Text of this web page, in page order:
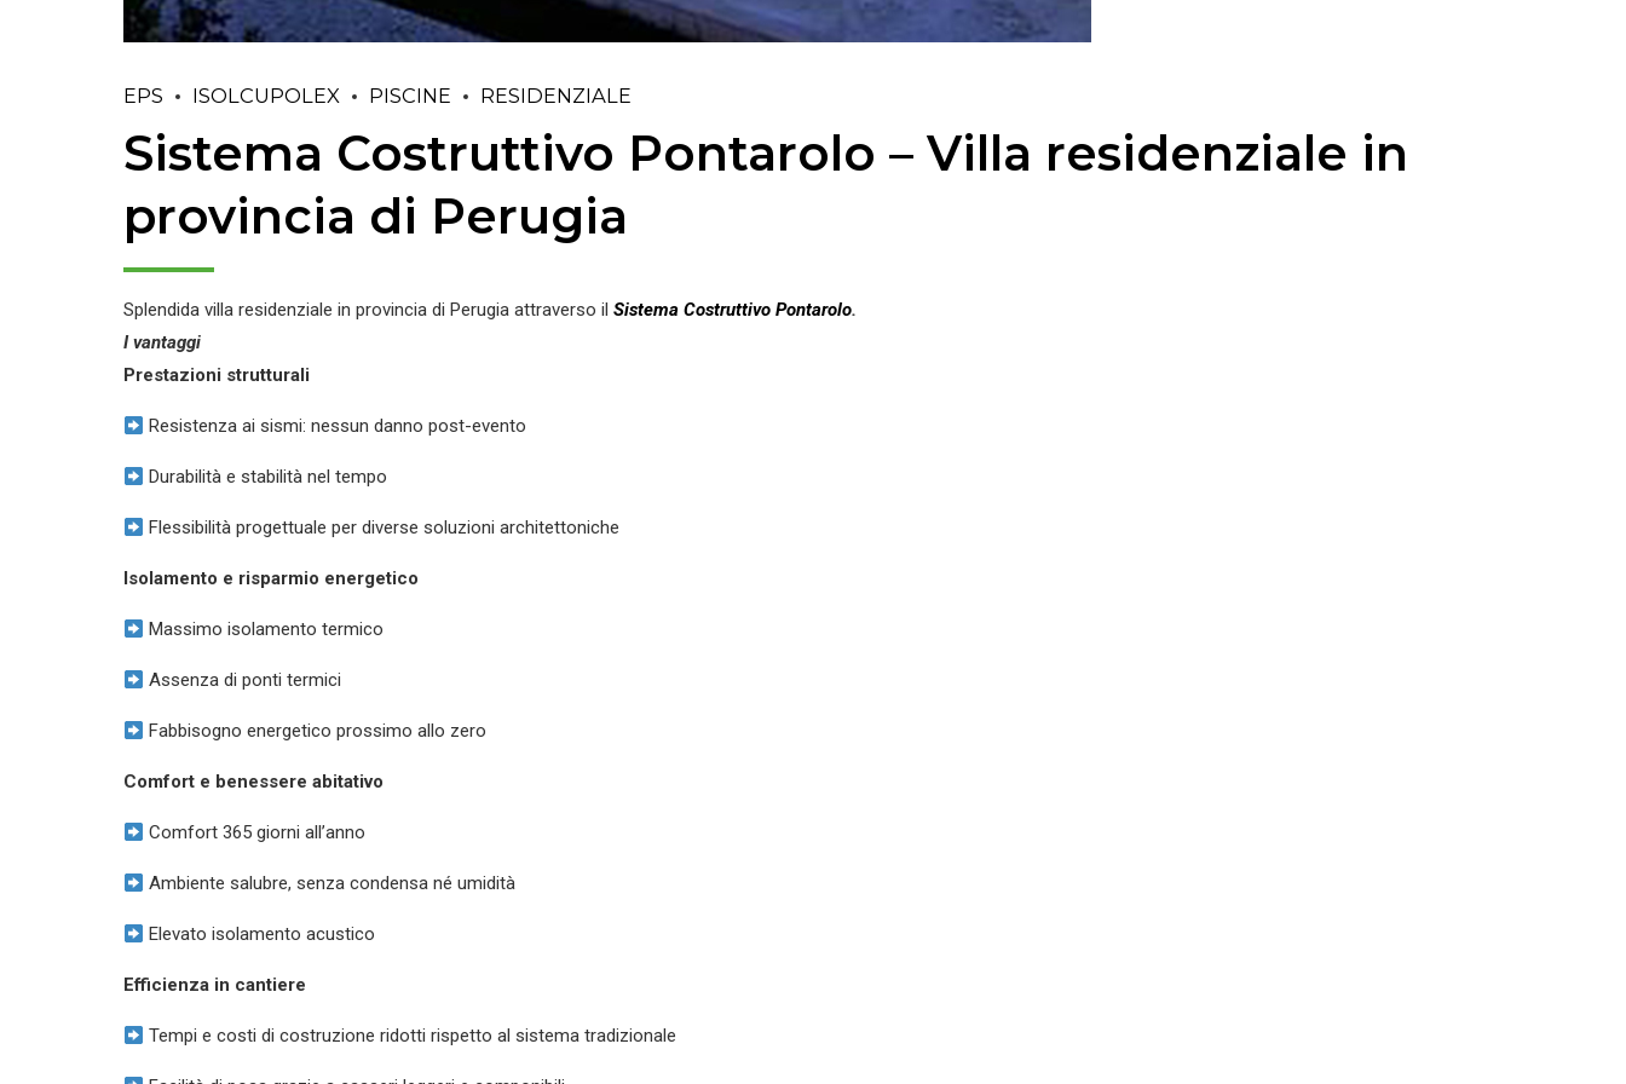
EPS ISOLCUPOLEX PISCINE RESIDENZIALE
Sistema Costruttivo Pontarolo – Villa residenziale in
provincia di Perugia
Splendida villa residenziale in provincia di Perugia attraverso il Sistema Costruttivo Pontarolo.
I vantaggi
Prestazioni strutturali
Resistenza ai sismi: nessun danno post-evento
Durabilità e stabilità nel tempo
Flessibilità progettuale per diverse soluzioni architettoniche
Isolamento e risparmio energetico
Massimo isolamento termico
Assenza di ponti termici
Fabbisogno energetico prossimo allo zero
Comfort e benessere abitativo
Comfort 365 giorni all’anno
Ambiente salubre, senza condensa né umidità
Elevato isolamento acustico
Efficienza in cantiere
Tempi e costi di costruzione ridotti rispetto al sistema tradizionale